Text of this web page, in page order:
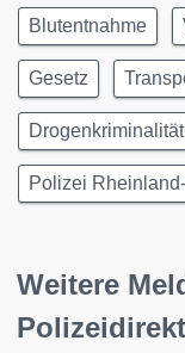
Blutentnahme
Gesetz
Drogenkriminalität
Polizei
Weitere